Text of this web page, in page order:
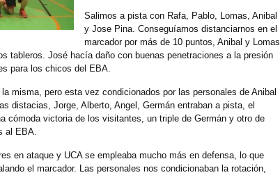
Salimos a pista con Rafa, Pablo, Lomas, Anibal
y Jose Pina. Conseguíamos distanciarnos en el
marcador por más de 10 puntos, Anibal y Lomas
tableros. José hacía daño con buenas penetraciones a la presión
para los chicos del EBA.
misma, pero esta vez condicionados por las personales de Anibal
distacias, Jorge, Alberto, Angel, Germán entraban a pista, el
cómoda victoria de los visitantes, un triple de Germán y otro de
al EBA.
en ataque y UCA se empleaba mucho más en defensa, lo que
el marcador. Las personales nos condicionaban la rotación,